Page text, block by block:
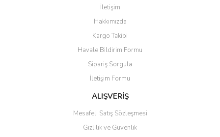
güzel paketlenmiş ama yanında
ile 24 izlenmektedir diye küçük
bir tabela olsa daha hoş
hızlı güvenli bir alışveriş oldu
Yalçın Kaya | 20/06/2026
İletişim
Hakkımızda
Kargo Takibi
Havale Bildirim Formu
Sipariş Sorgula
İletişim Formu
ALIŞVERİŞ
Mesafeli Satış Sözleşmesi
Gizlilik ve Güvenlik